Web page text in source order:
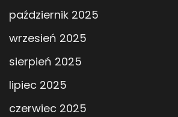
październik 2025
wrzesień 2025
sierpień 2025
lipiec 2025
czerwiec 2025